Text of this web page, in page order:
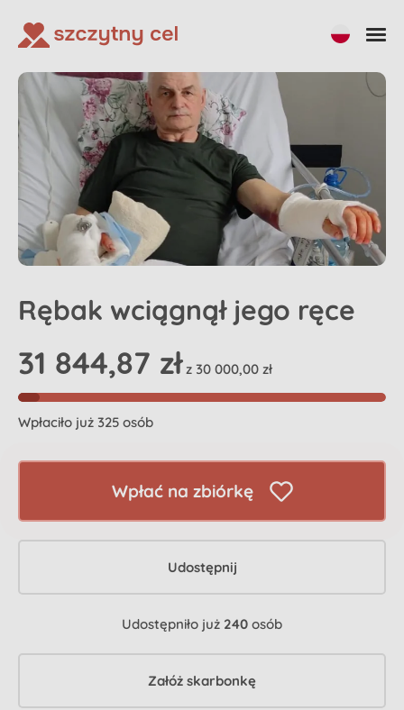
Rębak wciągnął jego ręce
31 844,87 zł z 30 000,00 zł
Wpłaciło już 325 osób
Wpłać na zbiórkę
Udostępnij
Udostępniło już 240 osób
Załóż skarbonkę
Udostępnij Wpłać na zbiórkę